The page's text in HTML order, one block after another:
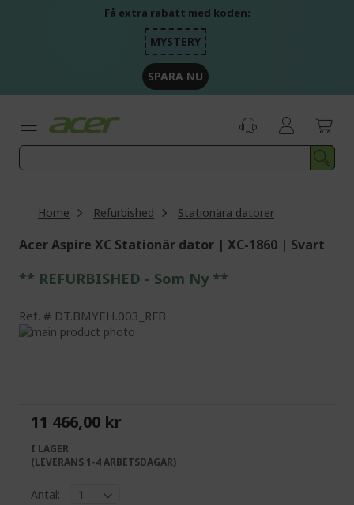
Få extra rabatt med koden:
MYSTERY
SPARA NU
Home Refurbished Stationära datorer
Acer Aspire XC Stationär dator | XC-1860 | Svart
** REFURBISHED - Som Ny **
Ref. DT.BMYEH.003_RFB
Skip
images
gallery
the
images
gallery
11 466,00 kr
I LAGER
(LEVERANS 1-4 ARBETSDAGAR)
Antal: